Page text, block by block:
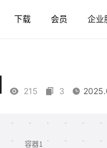
下载 会员 企业
215 3